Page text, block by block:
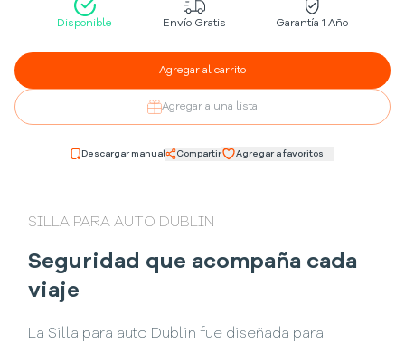
Disponible Envío Gratis Garantía 1 Año
Agregar al carrito
Agregar a una lista
Descargar manual Compartir Agregar a favoritos
SILLA PARA AUTO DUBLIN
Seguridad que acompaña cada
viaje
La Silla para auto Dublin fue diseñada para